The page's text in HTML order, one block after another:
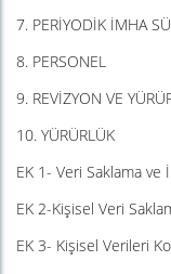
7. PERİYODİK İMHA
8. PERSONEL
9. REVİZYON VE
10. YÜRÜRLÜK
EK 1- Veri Saklama ve
EK 2-Kişisel Veri
EK 3- Kişisel Verileri